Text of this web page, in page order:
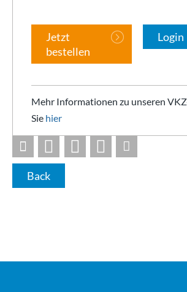
Jetzt
bestellen
Login
Mehr Informationen zu unseren
Sie hier
Back